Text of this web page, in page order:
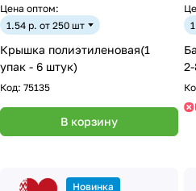
Цена оптом:
1.54 р. от 250 шт
Крышка полиэтиленовая(1
упак - 6 штук)
Код: 75135
В корзину
Новинка